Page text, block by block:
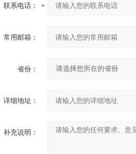
联系电话：
常用邮箱：
省份：
详细地址：
补充说明：